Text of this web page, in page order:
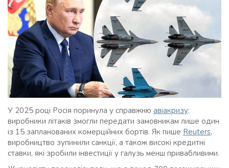
У 2025 році Росія поринула у справжню авіакризу:
виробники літаків змогли передати замовникам лише один
із 15 запланованих комерційних бортів. Як пише Reuters,
виробництво зупинили санкції, а також високі кредитні
ставки, які зробили інвестиції у галузь менш привабливими.